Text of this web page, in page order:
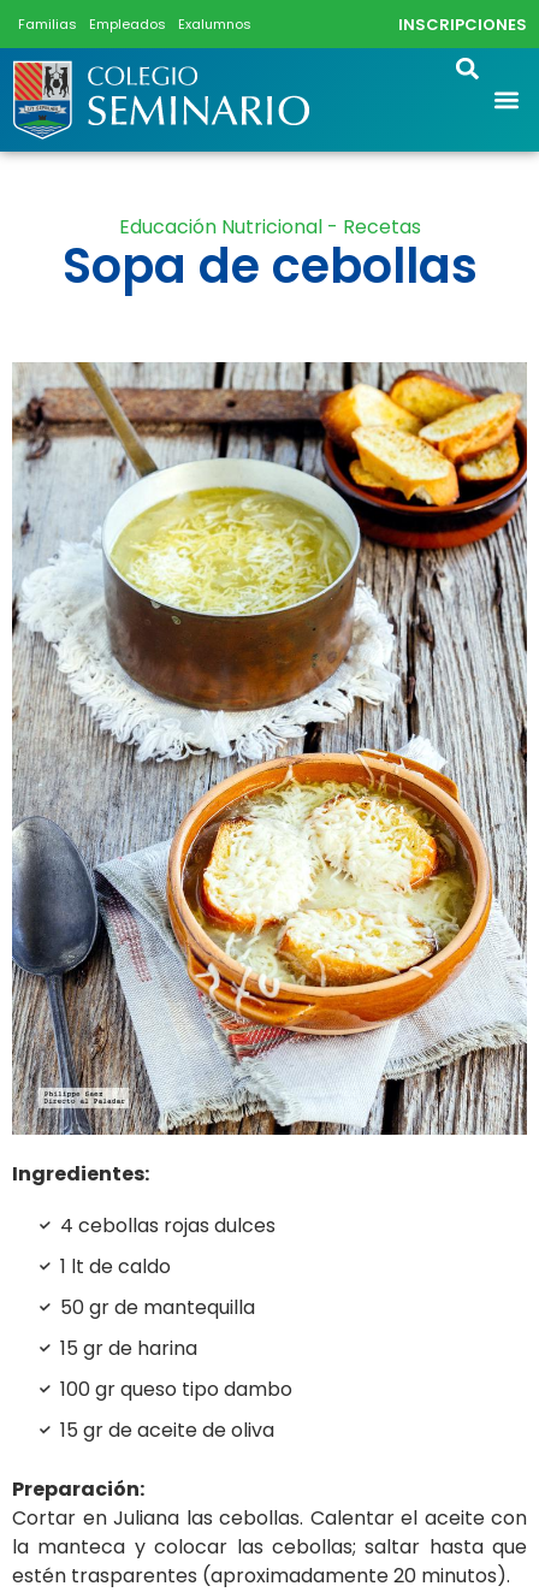
Familias Empleados Exalumnos INSCRIPCIONES
Educación Nutricional - Recetas
Sopa de cebollas
Ingredientes:
4 cebollas rojas dulces
1 lt de caldo
50 gr de mantequilla
15 gr de harina
100 gr queso tipo dambo
15 gr de aceite de oliva
Preparación:
Cortar en Juliana las cebollas. Calentar el aceite con
la manteca y colocar las cebollas; saltar hasta que
estén trasparentes (aproximadamente 20 minutos).